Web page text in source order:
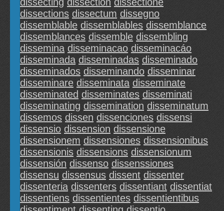
dissections dissectum dissegno
dissemblable dissemblables dissemblance
dissemblances dissemble dissembling
dissemina disseminacao disseminacáo
disseminada disseminadas disseminado
disseminados disseminando disseminar
disseminare disseminata disseminate
disseminated disseminates disseminati
disseminating dissemination disseminatum
dissemos dissen dissenciones dissensi
dissensio dissension dissensione
dissensionem dissensiones dissensionibus
dissensionis dissensions dissensionum
dissensión dissenso dissenssiones
dissensu dissensus dissent dissenter
dissenteria dissenters dissentiant dissentiat
dissentiens dissentientes dissentientibus